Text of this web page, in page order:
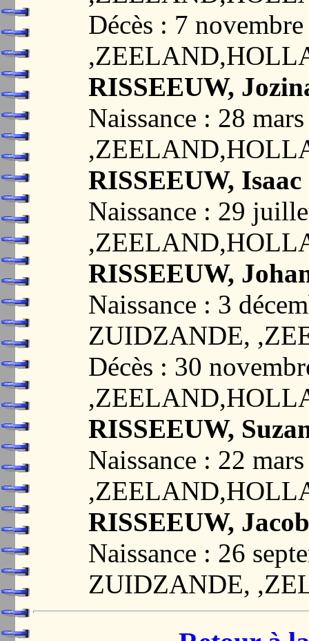
Décès : 7
RISSEEUW,
Naissance : 28
RISSEEUW, Isaac
Naissance : 29
RISSEEUW,
Naissance : 3
ZUIDZANDE,
Décès : 30
RISSEEUW,
Naissance : 22
RISSEEUW,
Naissance : 26
ZUIDZANDE,